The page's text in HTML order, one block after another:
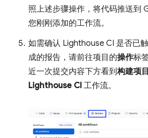
照上述步骤操作，将代码推送到
您刚刚添加的工作流。
如需确认 Lighthouse CI 是否已
成的报告，请前往项目的操作标
近一次提交内容下方看到构建项
Lighthouse CI 工作流。